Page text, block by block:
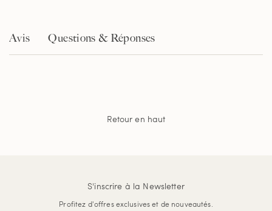
Avis Questions & Réponses
Retour en haut
S'inscrire à la Newsletter
Profitez d'offres exclusives et de nouveautés.